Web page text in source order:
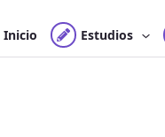
Inicio Estudios